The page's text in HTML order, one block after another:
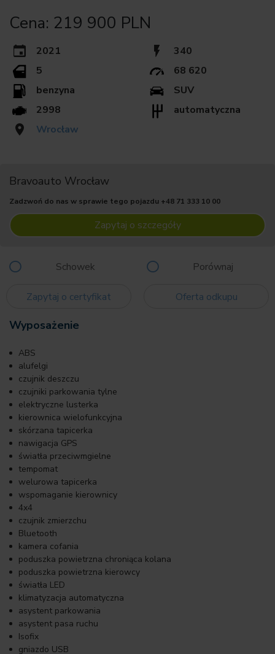
Cena: 219 900 PLN
2021
340
5
68 620
benzyna
SUV
2998
automatyczna
Wrocław
Bravoauto Wrocław
Zadzwoń do nas w sprawie tego pojazdu +48 71 333 10 00
Zapytaj o szczegóły
Schowek Porównaj
Zapytaj o certyfikat Oferta odkupu
Wyposażenie
ABS
alufelgi
czujnik deszczu
czujniki parkowania tylne
elektryczne lusterka
kierownica wielofunkcyjna
skórzana tapicerka
nawigacja GPS
światła przeciwmgielne
tempomat
welurowa tapicerka
wspomaganie kierownicy
4x4
czujnik zmierzchu
Bluetooth
kamera cofania
poduszka powietrzna chroniąca kolana
poduszka powietrzna kierowcy
światła LED
klimatyzacja automatyczna
asystent parkowania
asystent pasa ruchu
Isofix
gniazdo USB